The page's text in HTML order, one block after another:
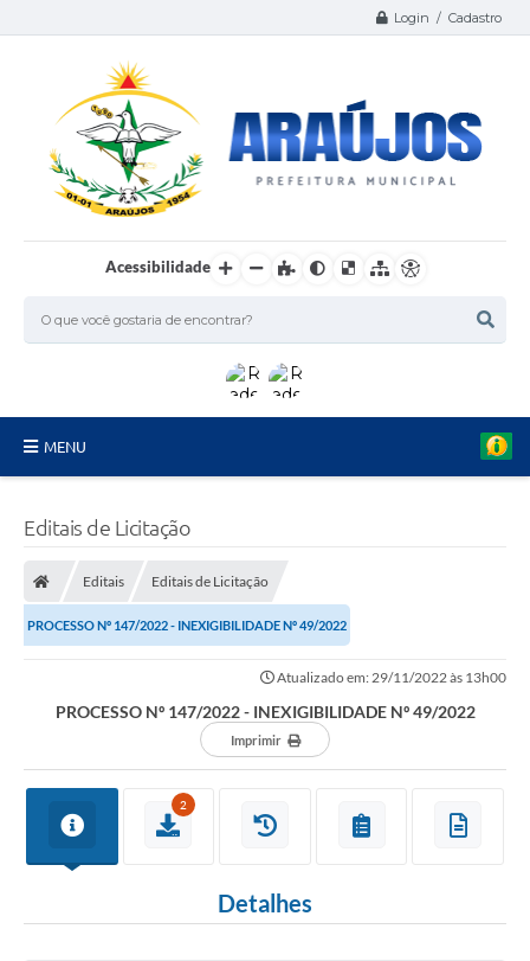
Login / Cadastro
Acessibilidade
MENU
Lei Aldir Blanc 2026
Conselhos
Patrimônio Cultural
Legislação
Editais de Licitação
Editais Editais de Licitação
PROCESSO Nº 147/2022 - INEXIGIBILIDADE Nº 49/2022
Atualizado em: 29/11/2022 às 13h00
PROCESSO Nº 147/2022 - INEXIGIBILIDADE Nº 49/2022
Imprimir
2
Detalhes